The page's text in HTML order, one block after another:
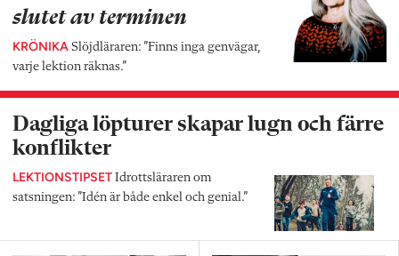
slutet av terminen
KRÖNIKA Slöjdläraren: ”Finns inga genvägar,
varje lektion räknas.”
Dagliga löpturer skapar lugn och färre
konflikter
LEKTIONSTIPSET Idrottsläraren om
satsningen: ”Idén är både enkel och genial.”